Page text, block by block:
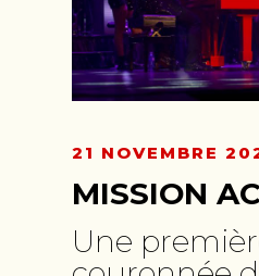
21 NOVEMBRE
MISSION
Une